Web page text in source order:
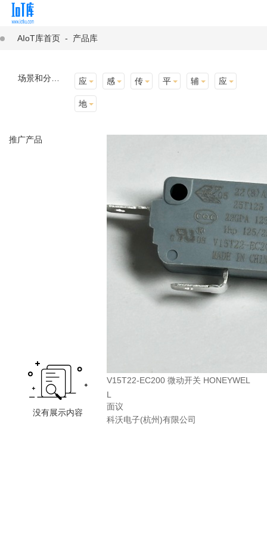
AIoT库首页 - 产品库
应用场景 感知层 传输层 平台层 辅助产品与材料 应用终端
地址选择
推广产品
V15T22-EC200 微动开关 HONEYWEL
L
面议
科沃电子(杭州)有限公司